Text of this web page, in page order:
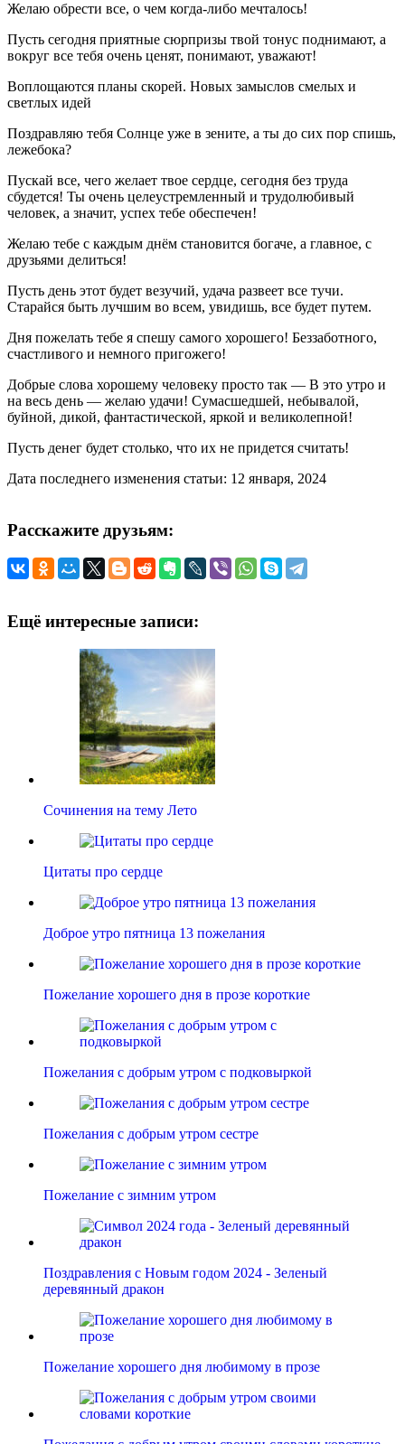
Желаю обрести все, о чем когда-либо мечталось!
Пусть сегодня приятные сюрпризы твой тонус поднимают, а
вокруг все тебя очень ценят, понимают, уважают!
Воплощаются планы скорей. Новых замыслов смелых и
светлых идей
Поздравляю тебя Солнце уже в зените, а ты до сих пор спишь,
лежебока?
Пускай все, чего желает твое сердце, сегодня без труда
сбудется! Ты очень целеустремленный и трудолюбивый
человек, а значит, успех тебе обеспечен!
Желаю тебе с каждым днём становится богаче, а главное, с
друзьями делиться!
Пусть день этот будет везучий, удача развеет все тучи.
Старайся быть лучшим во всем, увидишь, все будет путем.
Дня пожелать тебе я спешу самого хорошего! Беззаботного,
счастливого и немного пригожего!
Добрые слова хорошему человеку просто так — В это утро и
на весь день — желаю удачи! Сумасшедшей, небывалой,
буйной, дикой, фантастической, яркой и великолепной!
Пусть денег будет столько, что их не придется считать!
Дата последнего изменения статьи: 12 января, 2024
Расскажите друзьям:
Ещё интересные записи:
Сочинения на тему Лето
Цитаты про сердце
Доброе утро пятница 13 пожелания
Пожелание хорошего дня в прозе короткие
Пожелания с добрым утром с подковыркой
Пожелания с добрым утром сестре
Пожелание с зимним утром
Поздравления с Новым годом 2024 - Зеленый
деревянный дракон
Пожелание хорошего дня любимому в прозе